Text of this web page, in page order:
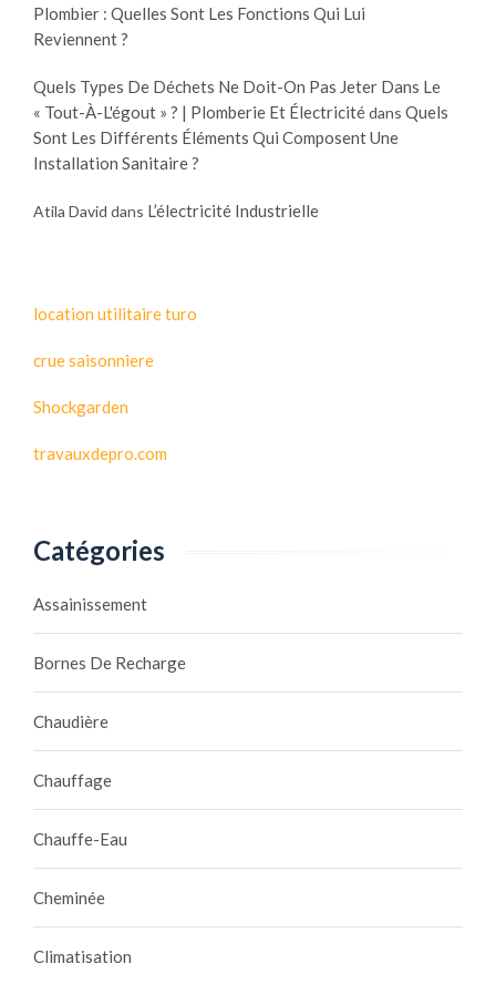
Plombier : Quelles Sont Les Fonctions Qui Lui
Reviennent ?
Quels Types De Déchets Ne Doit-On Pas Jeter Dans Le
« Tout-À-L'égout » ? | Plomberie Et Électricitédans Quels
Sont Les Différents Éléments Qui Composent Une
Installation Sanitaire ?
Atila David dans L’électricité Industrielle
location utilitaire turo
crue saisonniere
Shockgarden
travauxdepro.com
Catégories
Assainissement
Bornes De Recharge
Chaudière
Chauffage
Chauffe-Eau
Cheminée
Climatisation